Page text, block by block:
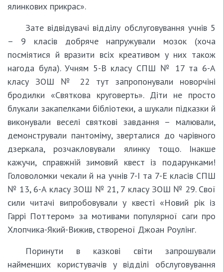
ялинкових прикрас».
Зате відвідувачі відділу обслуговування учнів 5
– 9 класів добряче напружували мозок (хоча
посміятися й вразити всіх креативом у них також
нагода була). Учням 5-В класу СПШ № 17 та 6-А
класу ЗОШ № 22 тут запропонували новорчіні
бродилки «Святкова круговерть». Діти не просто
блукали закапелками бібліотеки, а шукали підказки й
виконували веселі святкові завдання – малювали,
демонстрували пантоміму, зверталися до чарівного
дзеркала, розчакловували ялинку тощо. Інакше
кажучи, справжній зимовий квест із подарунками!
Головоломки чекали й на учнів 7-І та 7-Е класів СПШ
№ 13, 6-А класу ЗОШ № 21, 7 класу ЗОШ № 29. Свої
сили читачі випробовували у квесті «Новий рік із
Гаррі Поттером» за мотивами популярної саги про
Хлопчика-Який-Вижив, створеної Джоан Роулінг.
Поринути в казкові світи запрошували
найменших користувачів у відділі обслуговування